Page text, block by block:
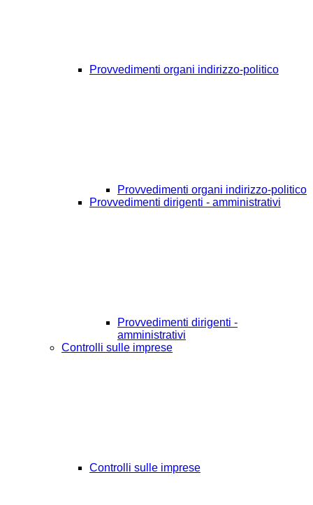
Provvedimenti organi indirizzo-politico
Provvedimenti organi indirizzo-politico
Provvedimenti dirigenti - amministrativi
Provvedimenti dirigenti -
amministrativi
Controlli sulle imprese
Controlli sulle imprese